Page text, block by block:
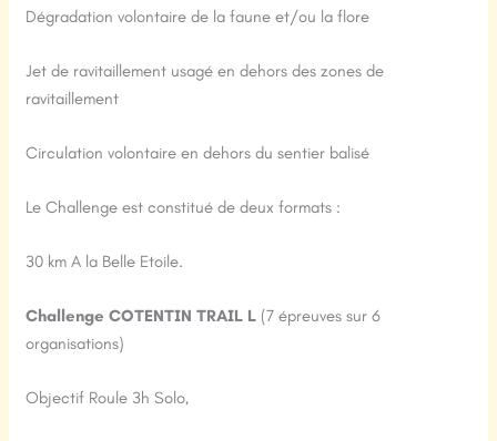
Dégradation volontaire de la faune et/ou la flore
Jet de ravitaillement usagé en dehors des zones de
ravitaillement
Circulation volontaire en dehors du sentier balisé
Le Challenge est constitué de deux formats :
30 km A la Belle Etoile.
Challenge COTENTIN TRAIL L (7 épreuves sur 6
organisations)
Objectif Roule 3h Solo,